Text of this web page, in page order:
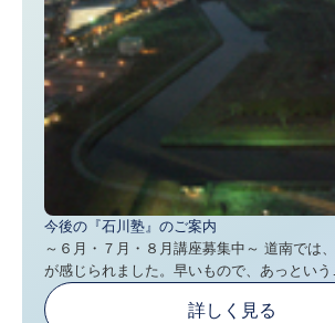
今後の『石川塾』のご案内
～６月・７月・８月講座募集中～ 道南では、一足先に春の気配
が感じられました。早いもので、あっとい
詳しく見る